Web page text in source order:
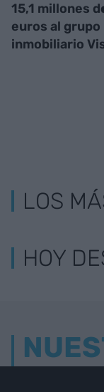
15,1 millones
euros al grupo
inmobiliario
LOS
HOY